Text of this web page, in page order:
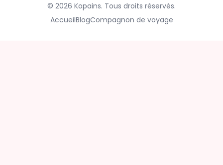
© 2026 Kopains. Tous droits réservés.
AccueilBlogCompagnon de voyage